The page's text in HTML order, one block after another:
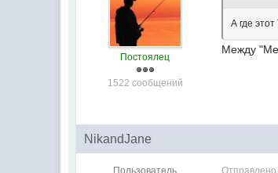
Постоялец
1522 сообщений
А где
Между
NikandJane
Пользователь